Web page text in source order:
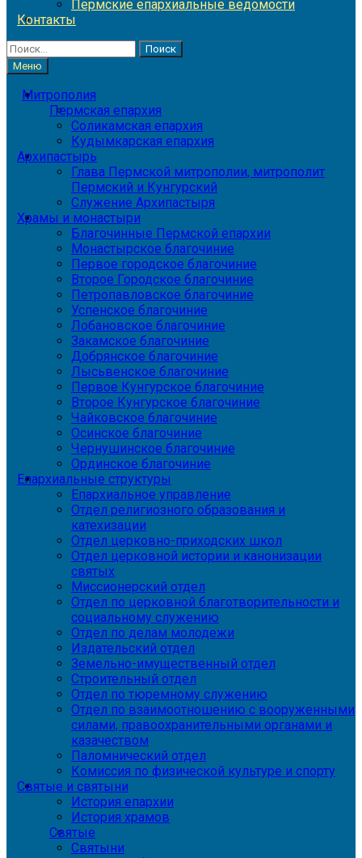
Пермские епархиальные ведомости
Контакты
Найти:
Меню
Митрополия
Пермская епархия
Соликамская епархия
Кудымкарская епархия
Архипастырь
Глава Пермской митрополии, митрополит
Пермский и Кунгурский
Служение Архипастыря
Храмы и монастыри
Благочинные Пермской епархии
Монастырское благочиние
Первое городское благочиние
Второе Городское благочиние
Петропавловское благочиние
Успенское благочиние
Лобановское благочиние
Закамское благочиние
Добрянское благочиние
Лысьвенское благочиние
Первое Кунгурское благочиние
Второе Кунгурское благочиние
Чайковское благочиние
Осинское благочиние
Чернушинское благочиние
Ординское благочиние
Епархиальные структуры
Епархиальное управление
Отдел религиозного образования и
катехизации
Отдел церковно-приходских школ
Отдел церковной истории и канонизации
святых
Миссионерский отдел
Отдел по церковной благотворительности и
социальному служению
Отдел по делам молодежи
Издательский отдел
Земельно-имущественный отдел
Строительный отдел
Отдел по тюремному служению
Отдел по взаимоотношению с вооруженными
силами, правоохранительными органами и
казачеством
Паломнический отдел
Комиссия по физической культуре и спорту
Святые и святыни
История епархии
История храмов
Святые
Святыни